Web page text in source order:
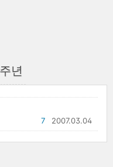
년
2007.03.04
7